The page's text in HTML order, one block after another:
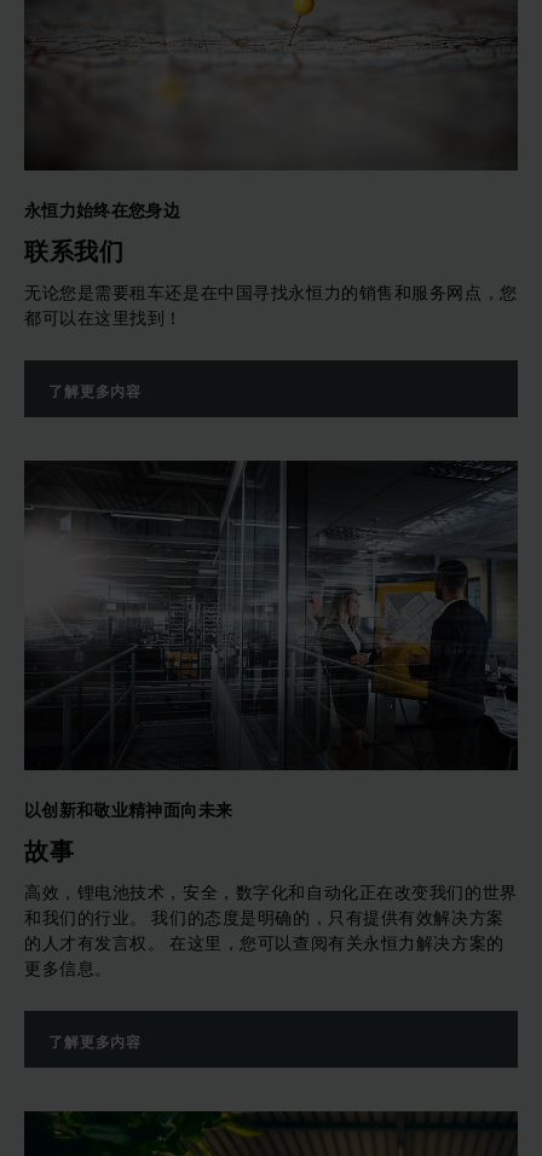
永恒力始终在您身边
联系我们
无论您是需要租车还是在中国寻找永恒力的销售和服务网点，您
都可以在这里找到！
了解更多内容
以创新和敬业精神面向未来
故事
高效，锂电池技术，安全，数字化和自动化正在改变我们的世界
和我们的行业。 我们的态度是明确的，只有提供有效解决方案
的人才有发言权。 在这里，您可以查阅有关永恒力解决方案的
更多信息。
了解更多内容